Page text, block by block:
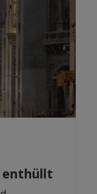
enthüllt